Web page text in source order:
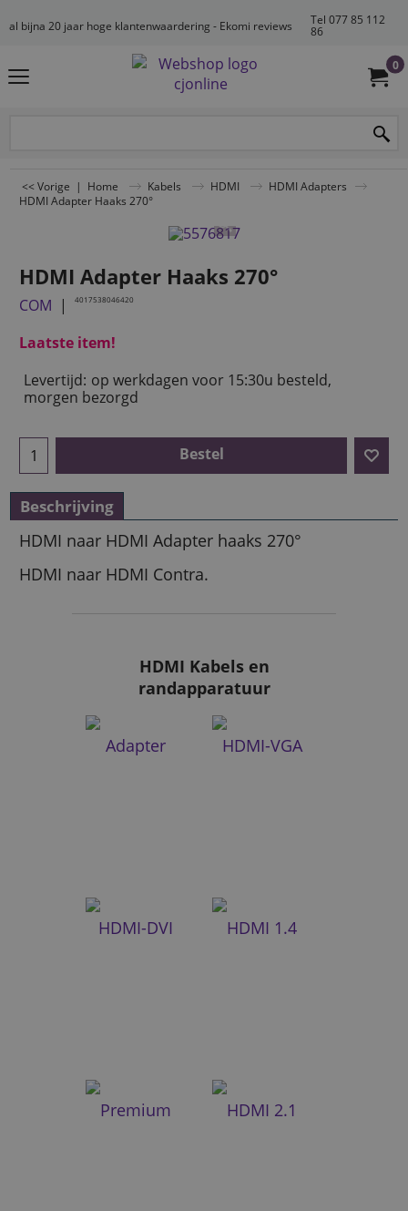
al bijna 20 jaar hoge klantenwaardering - Ekomi reviews
Tel 077 85 112
86
0
<< Vorige | Home Kabels HDMI
HDMI Adapters
HDMI Adapter Haaks 270°
HDMI Adapter Haaks 270°
COM 4017538046420
Laatste item!
Levertijd: op werkdagen voor 15:30u besteld,
morgen bezorgd
Bestel
Beschrijving
HDMI naar HDMI Adapter haaks 270°
HDMI naar HDMI Contra.
HDMI Kabels en
randapparatuur
Adapter HDMI-VGA
HDMI-DVI HDMI 1.4
Premium HDMI 2.1